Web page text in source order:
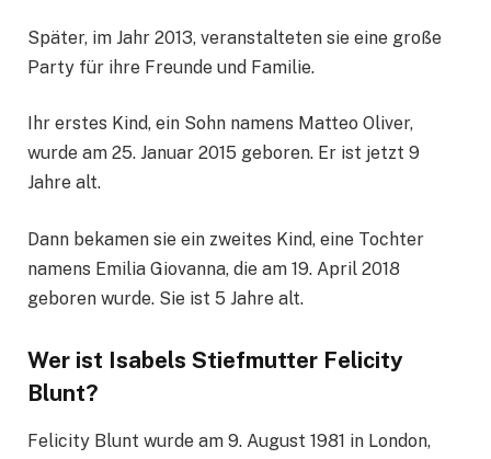
Später, im Jahr 2013, veranstalteten sie eine große
Party für ihre Freunde und Familie.
Ihr erstes Kind, ein Sohn namens Matteo Oliver,
wurde am 25. Januar 2015 geboren. Er ist jetzt 9
Jahre alt.
Dann bekamen sie ein zweites Kind, eine Tochter
namens Emilia Giovanna, die am 19. April 2018
geboren wurde. Sie ist 5 Jahre alt.
Wer ist Isabels Stiefmutter Felicity
Blunt?
Felicity Blunt wurde am 9. August 1981 in London,